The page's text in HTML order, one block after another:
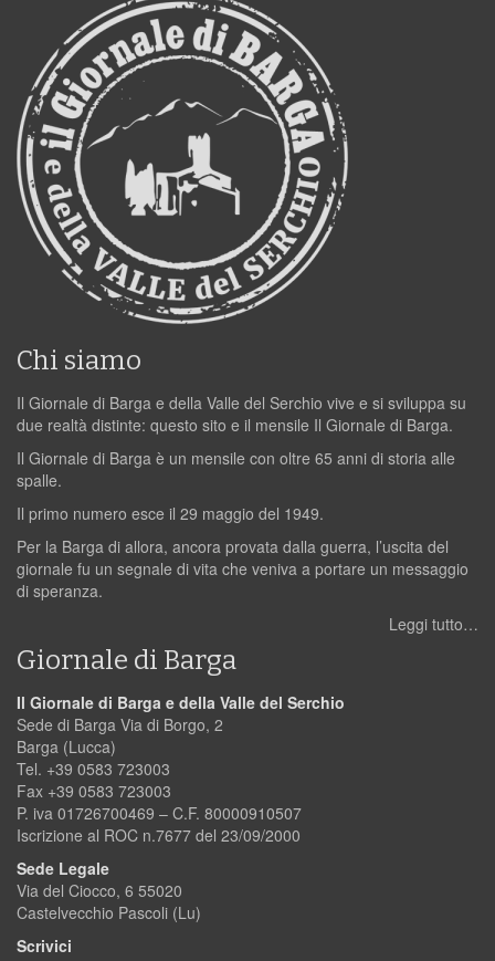
Chi siamo
Il Giornale di Barga e della Valle del Serchio vive e si sviluppa su
due realtà distinte: questo sito e il mensile Il Giornale di Barga.
Il Giornale di Barga è un mensile con oltre 65 anni di storia alle
spalle.
Il primo numero esce il 29 maggio del 1949.
Per la Barga di allora, ancora provata dalla guerra, l’uscita del
giornale fu un segnale di vita che veniva a portare un messaggio
di speranza.
Leggi tutto…
Giornale di Barga
Il Giornale di Barga e della Valle del Serchio
Sede di Barga Via di Borgo, 2
Barga (Lucca)
Tel. +39 0583 723003
Fax +39 0583 723003
P. iva 01726700469 – C.F. 80000910507
Iscrizione al ROC n.7677 del 23/09/2000
Sede Legale
Via del Ciocco, 6 55020
Castelvecchio Pascoli (Lu)
Scrivici